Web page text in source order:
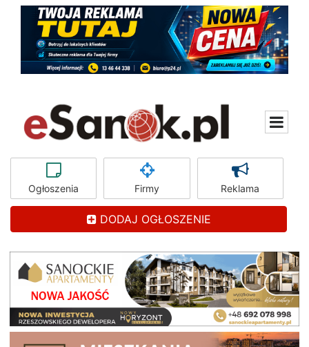
Ogłoszenia Firmy Reklama
DODAJ OGŁOSZENIE